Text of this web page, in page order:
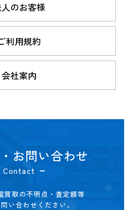
のお客様
利用規約
会社案内
お問い合わせ
Contact
買取の不明点・査定額等
い合わせください。